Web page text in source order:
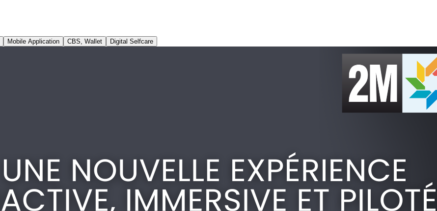
Mobile Application CBS, Wallet Digital Selfcare